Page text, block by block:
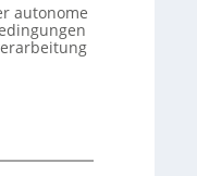
autonome